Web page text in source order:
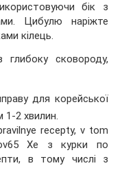
бік з
Цибулю наріжте
кілець.
сковороду,
для корейської
2 хвилин.